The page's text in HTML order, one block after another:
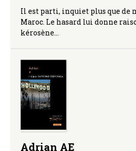
Il est parti, inquiet plus que de
Maroc. Le hasard lui donne
kérosène…
Adrian AE